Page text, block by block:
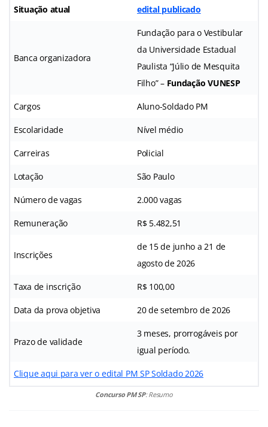
Situação atual edital publicado
Banca organizadora
Fundação para o Vestibular
da Universidade Estadual
Paulista “Júlio de Mesquita
Filho” – Fundação VUNESP
Cargos Aluno-Soldado PM
Escolaridade Nível médio
Carreiras Policial
Lotação São Paulo
Número de vagas 2.000 vagas
Remuneração R$ 5.482,51
Inscrições
de 15 de junho a 21 de
agosto de 2026
Taxa de inscrição R$ 100,00
Data da prova objetiva 20 de setembro de 2026
Prazo de validade
3 meses, prorrogáveis por
igual período.
Clique aqui para ver o edital PM SP Soldado 2026
Concurso PM SP: Resumo